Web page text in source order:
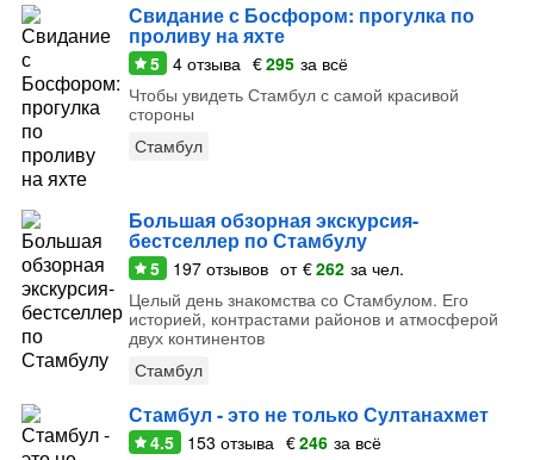
Свидание с Босфором: прогулка по
проливу на яхте
5 4 отзыва €295 за всё
Чтобы увидеть Стамбул с самой красивой
стороны
Стамбул
Большая обзорная экскурсия-
бестселлер по Стамбулу
5 197 отзывов от €262 за чел.
Целый день знакомства со Стамбулом. Его
историей, контрастами районов и атмосферой
двух континентов
Стамбул
Стамбул - это не только Султанахмет
4.5 153 отзыва €246 за всё